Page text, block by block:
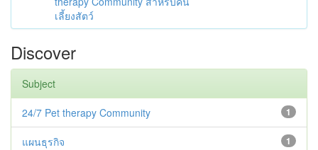
เลี้ยงสัตว์
Discover
Subject
1
24/7 Pet therapy Community
1
แผนธุรกิจ